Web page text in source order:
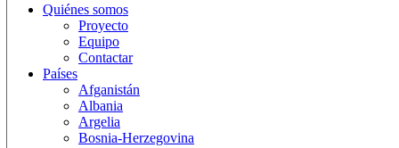
Quiénes somos
Proyecto
Equipo
Contactar
Países
Afganistán
Albania
Argelia
Bosnia-Herzegovina